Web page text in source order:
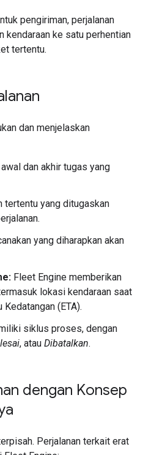
pengiriman, perjalanan
kendaraan ke satu perhentian
tertentu.
dan menjelaskan
dan akhir tugas yang
tertentu yang ditugaskan
yang diharapkan akan
Fleet Engine memberikan
lokasi kendaraan saat
(ETA).
siklus proses, dengan
, atau Dibatalkan.
dengan Konsep
Perjalanan terkait erat